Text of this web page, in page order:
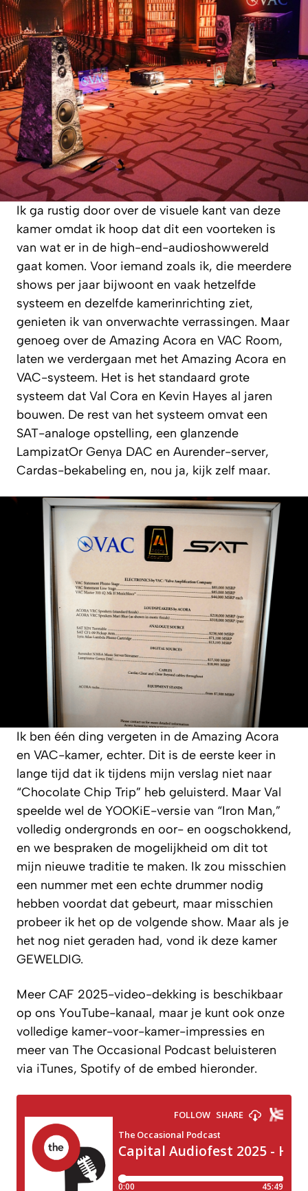
Ik ga rustig door over de visuele kant van deze
kamer omdat ik hoop dat dit een voorteken is
van wat er in de high-end-audioshowwereld
gaat komen. Voor iemand zoals ik, die meerdere
shows per jaar bijwoont en vaak hetzelfde
systeem en dezelfde kamerinrichting ziet,
genieten ik van onverwachte verrassingen. Maar
genoeg over de Amazing Acora en VAC Room,
laten we verdergaan met het Amazing Acora en
VAC-systeem. Het is het standaard grote
systeem dat Val Cora en Kevin Hayes al jaren
bouwen. De rest van het systeem omvat een
SAT-analoge opstelling, een glanzende
LampizatOr Genya DAC en Aurender-server,
Cardas-bekabeling en, nou ja, kijk zelf maar.
Ik ben één ding vergeten in de Amazing Acora
en VAC-kamer, echter. Dit is de eerste keer in
lange tijd dat ik tijdens mijn verslag niet naar
“Chocolate Chip Trip” heb geluisterd. Maar Val
speelde wel de YOOKiE-versie van “Iron Man,”
volledig ondergronds en oor- en oogschokkend,
en we bespraken de mogelijkheid om dit tot
mijn nieuwe traditie te maken. Ik zou misschien
een nummer met een echte drummer nodig
hebben voordat dat gebeurt, maar misschien
probeer ik het op de volgende show. Maar als je
het nog niet geraden had, vond ik deze kamer
GEWELDIG.
Meer CAF 2025-video-dekking is beschikbaar
op ons YouTube-kanaal, maar je kunt ook onze
volledige kamer-voor-kamer-impressies en
meer van The Occasional Podcast beluisteren
via iTunes, Spotify of de embed hieronder.